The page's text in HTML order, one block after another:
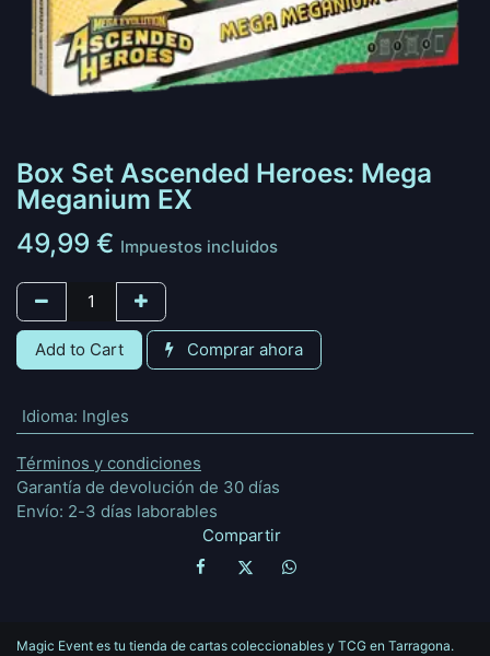
Box Set Ascended Heroes: Mega
Meganium EX
49,99 € Impuestos incluidos
Add to Cart Comprar ahora
Idioma: Ingles
Términos y condiciones
Garantía de devolución de 30 días
Envío: 2-3 días laborables
Compartir
Magic Event es tu tienda de cartas coleccionables y TCG en Tarragona.